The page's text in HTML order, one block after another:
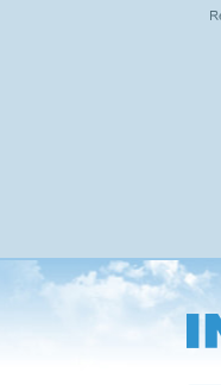
Přejít
na
hlavní
obsah